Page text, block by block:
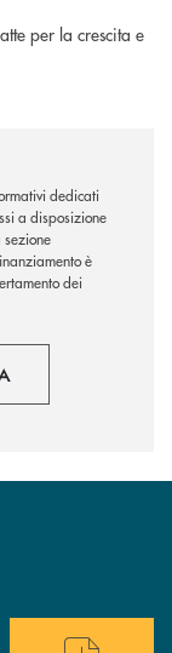
per la crescita e
dedicati
a disposizione
è
dei
immediata ?
Hai bisogno di